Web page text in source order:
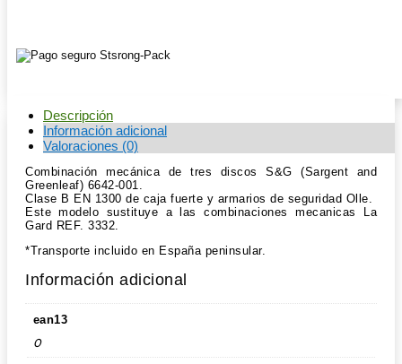
OLLE
cantidad
Descripción
Información adicional
Valoraciones (0)
Combinación mecánica de tres discos S&G (Sargent and
Greenleaf) 6642-001.
Clase B EN 1300 de caja fuerte y armarios de seguridad Olle.
Este modelo sustituye a las combinaciones mecanicas La
Gard REF. 3332.
*Transporte incluido en España peninsular.
Información adicional
ean13
0